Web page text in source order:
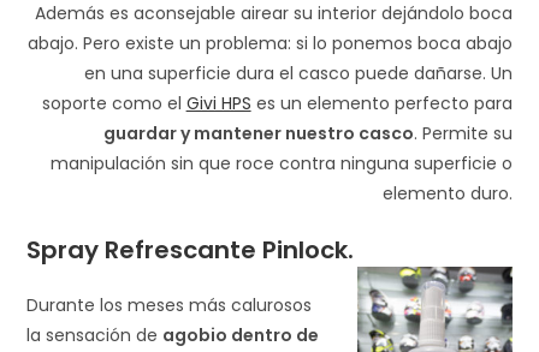
Además es aconsejable airear su interior dejándolo boca
abajo. Pero existe un problema: si lo ponemos boca abajo
en una superficie dura el casco puede dañarse. Un
soporte como el Givi HPS es un elemento perfecto para
guardar y mantener nuestro casco. Permite su
manipulación sin que roce contra ninguna superficie o
elemento duro.
Spray Refrescante Pinlock.
Durante los meses más calurosos
la sensación de agobio dentro de